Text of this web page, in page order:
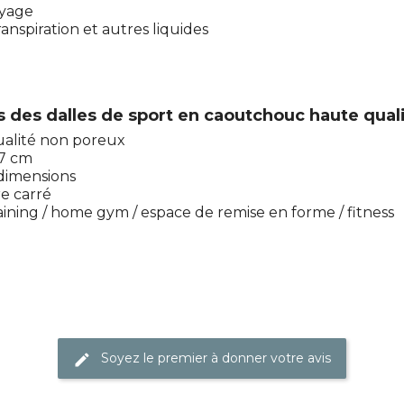
et autres liquides
dalles de sport en caoutchouc haute
non poreux
cm
carré
/ home gym / espace de remise en forme / fitness
edit Soyez le premier à donner votre avis